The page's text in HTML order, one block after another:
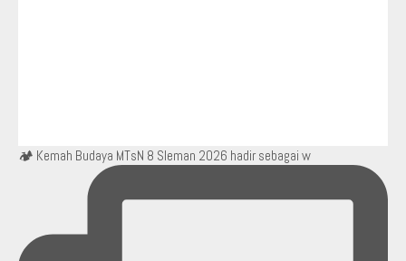
🏕️ Kemah Budaya MTsN 8 Sleman 2026 hadir sebagai w